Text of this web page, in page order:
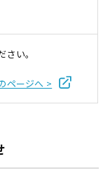
い。
ページへ >